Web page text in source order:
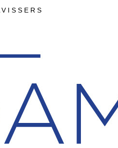
V I S S E R S